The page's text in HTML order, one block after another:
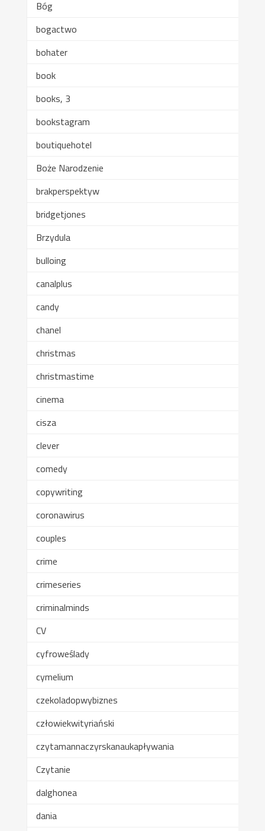
Bóg
bogactwo
bohater
book
books, 3
bookstagram
boutiquehotel
Boże Narodzenie
brakperspektyw
bridgetjones
Brzydula
bulloing
canalplus
candy
chanel
christmas
christmastime
cinema
cisza
clever
comedy
copywriting
coronawirus
couples
crime
crimeseries
criminalminds
CV
cyfroweślady
cymelium
czekoladopwybiznes
człowiekwityriański
czytamannaczyrskanaukapływania
Czytanie
dalghonea
dania